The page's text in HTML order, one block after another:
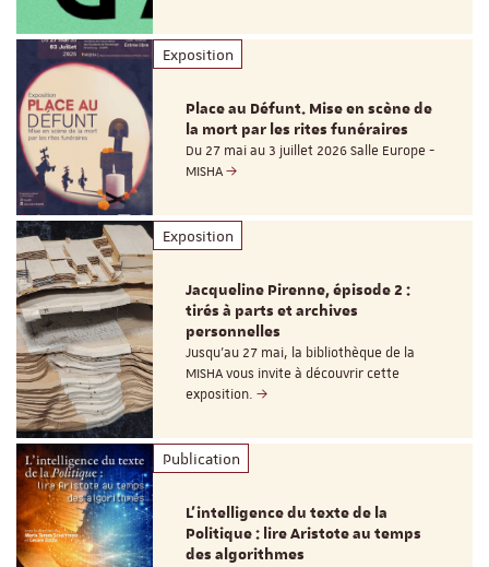
Exposition
Place au Défunt. Mise en scène de
la mort par les rites funéraires
Du 27 mai au 3 juillet 2026 Salle Europe -
MISHA
Exposition
Jacqueline Pirenne, épisode 2 :
tirés à parts et archives
personnelles
Jusqu’au 27 mai, la bibliothèque de la
MISHA vous invite à découvrir cette
exposition.
Publication
L’intelligence du texte de la
Politique : lire Aristote au temps
des algorithmes